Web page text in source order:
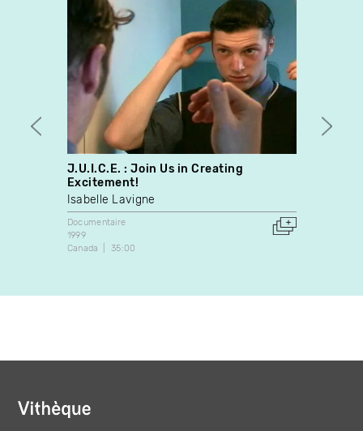
J.U.I.C.E. : Join Us in Creating
Excitement!
Isabelle Lavigne
Documentaire
1999
Canada
35:00